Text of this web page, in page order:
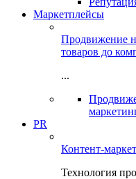
Маркетплейсы
Продвижение
товаров до
...
PR
Контент-
Технология